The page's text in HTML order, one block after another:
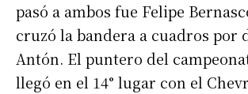
Suscribirme gratis
pasó a ambos fue Felipe
cruzó la bandera a cuadros por
Antón. El puntero del
llegó en el 14° lugar con el